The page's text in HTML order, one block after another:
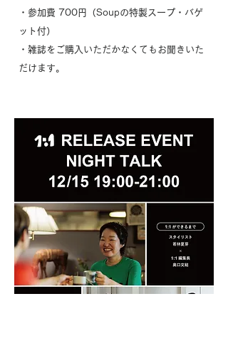
・参加費 700円（Soupの特製スープ・バゲ
ット付）
・雑誌をご購入いただかなくてもお聞きいた
だけます。